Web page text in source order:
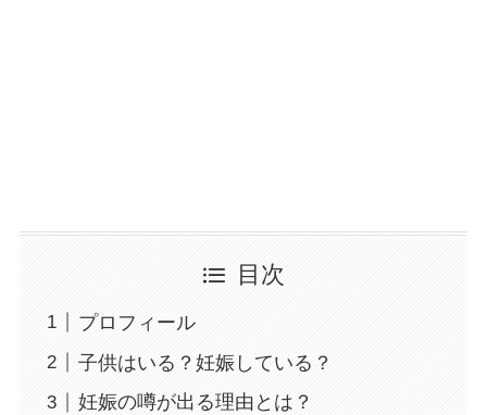
目次
プロフィール
子供はいる？妊娠している？
妊娠の噂が出る理由とは？